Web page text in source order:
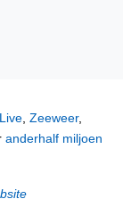
, Zeeweer,
anderhalf miljoen